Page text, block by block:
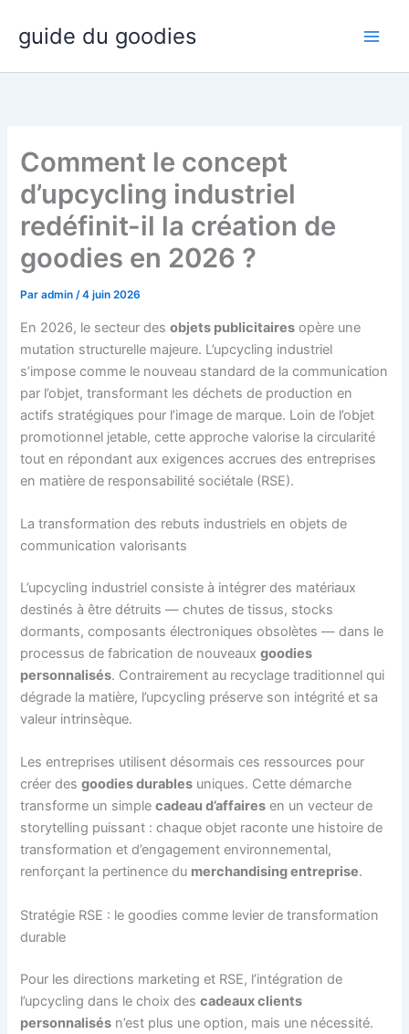
contenu
guide du goodies
Comment le concept
d’upcycling industriel
redéfinit-il la création de
goodies en 2026 ?
Paradmin/4 juin 2026
En 2026, le secteur desobjets publicitaires opère une
mutation structurelle majeure. L’upcycling industriel
s’impose comme le nouveau standard de la communication
par l’objet, transformant les déchets de production en
actifs stratégiques pour l’image de marque. Loin de l’objet
promotionnel jetable, cette approche valorise la circularité
tout en répondant aux exigences accrues des entreprises
en matière de responsabilité sociétale (RSE).
La transformation des rebuts industriels en objets de
communication valorisants
L’upcycling industriel consiste à intégrer des matériaux
destinés à être détruits — chutes de tissus, stocks
dormants, composants électroniques obsolètes — dans le
processus de fabrication de nouveauxgoodies
personnalisés. Contrairement au recyclage traditionnel qui
dégrade la matière, l’upcycling préserve son intégrité et sa
valeur intrinsèque.
Les entreprises utilisent désormais ces ressources pour
créer desgoodies durables uniques. Cette démarche
transforme un simplecadeau d’affaires en un vecteur de
storytelling puissant : chaque objet raconte une histoire de
transformation et d’engagement environnemental,
renforçant la pertinence du merchandising entreprise.
Stratégie RSE : le goodies comme levier de transformation
durable
Pour les directions marketing et RSE, l’intégration de
l’upcycling dans le choix descadeaux clients
personnalisés n’est plus une option, mais une nécessité.